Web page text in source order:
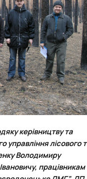
керівництву та
управління лісового
Володимиру
працівникам